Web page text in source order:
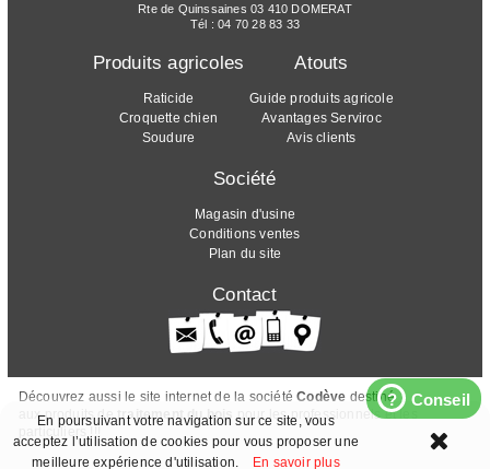
Rte de Quinssaines 03 410 DOMERAT
Tél :04 70 28 83 33
Produits agricoles
Raticide
Croquette chien
Soudure
Atouts
Guide produits agricole
Avantages Serviroc
Avis clients
Société
Magasin d'usine
Conditions ventes
Plan du site
Contact
Découvrez aussi le site internet de la sociétéCodève destiné
aux produits detraitement du bois pour les professionnels et les
particuliers !!!
En poursuivant votre navigation sur ce site, vous
acceptez l’utilisation de cookies pour vous proposer une
meilleure expérience d'utilisation.
En savoir plus
? Conseil